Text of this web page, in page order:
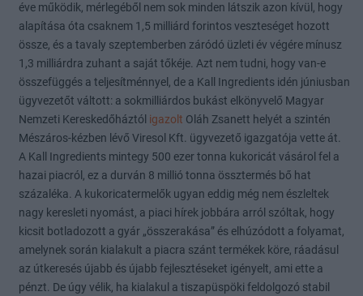
éve működik, mérlegéből nem sok minden látszik azon kívül, hogy
alapítása óta csaknem 1,5 milliárd forintos veszteséget hozott
össze, és a tavaly szeptemberben záródó üzleti év végére mínusz
1,3 milliárdra zuhant a saját tőkéje. Azt nem tudni, hogy van-e
összefüggés a teljesítménnyel, de a Kall Ingredients idén júniusban
ügyvezetőt váltott: a sokmilliárdos bukást elkönyvelő Magyar
Nemzeti Kereskedőháztól igazolt Oláh Zsanett helyét a szintén
Mészáros-kézben lévő Viresol Kft. ügyvezető igazgatója vette át.
A Kall Ingredients mintegy 500 ezer tonna kukoricát vásárol fel a
hazai piacról, ez a durván 8 millió tonna össztermés bő hat
százaléka. A kukoricatermelők ugyan eddig még nem észleltek
nagy keresleti nyomást, a piaci hírek jobbára arról szóltak, hogy
kicsit botladozott a gyár „összerakása” és elhúzódott a folyamat,
amelynek során kialakult a piacra szánt termékek köre, ráadásul
az útkeresés újabb és újabb fejlesztéseket igényelt, ami ette a
pénzt. De úgy vélik, ha kialakul a tiszapüspöki feldolgozó stabil